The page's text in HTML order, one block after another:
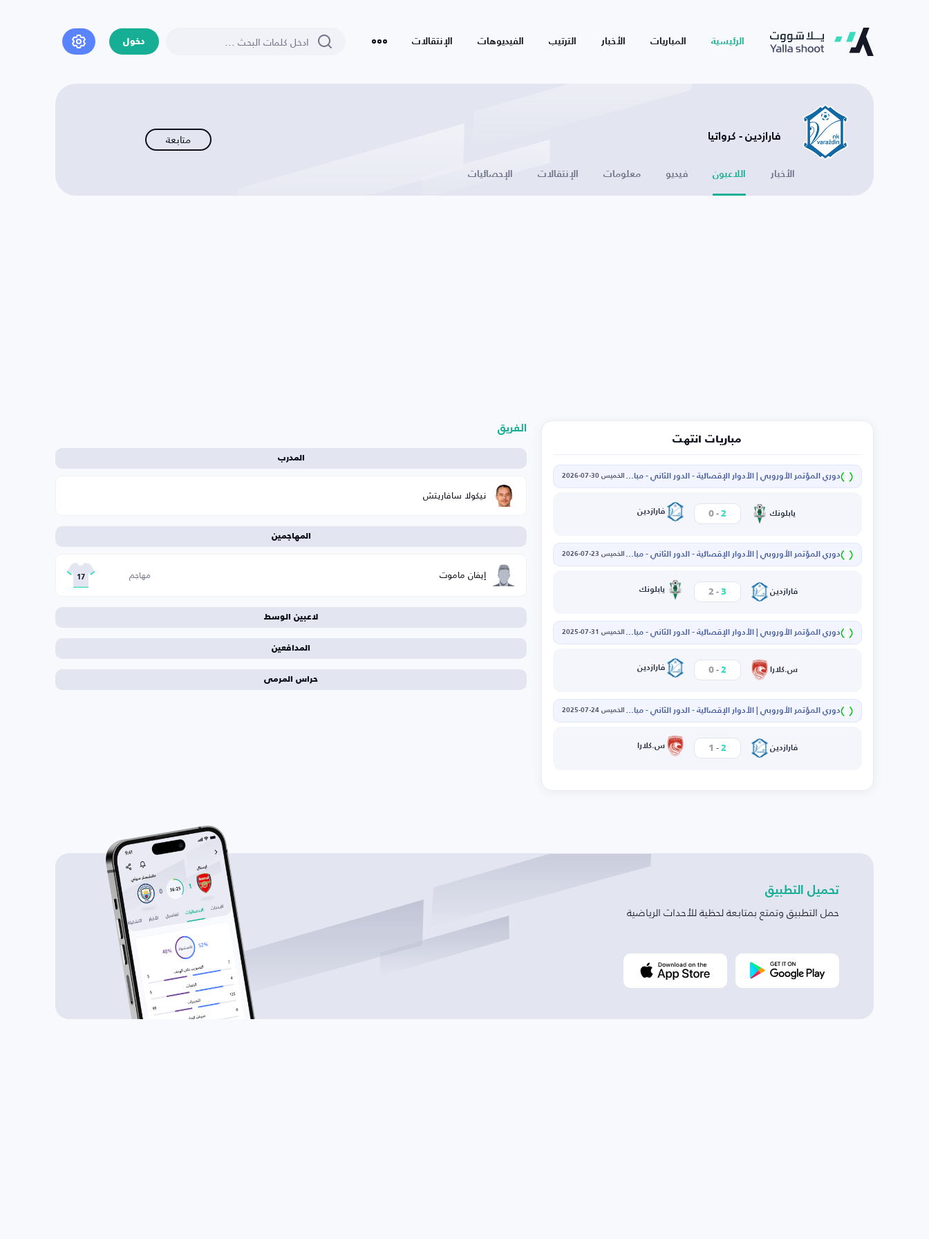
الرئيسية المباريات الأخبار الترتيب الفيديوهات الإنتقالات دخول
فارازدين - كرواتيا متابعة
الأخبار اللاعبون فيديو معلومات الإنتقالات الإحصائيات
مباريات انتهت
دوري المؤتمر الأوروبي | الأدوار الإقصائية - الدور الثاني - مباراة الإياب الخميس 30-07-2026
يابلونك 2
-
0 فارازدين
دوري المؤتمر الأوروبي | الأدوار الإقصائية - الدور الثاني - مباراة الذهاب الخميس 23-07-2026
فارازدين 3
-
2 يابلونك
دوري المؤتمر الأوروبي | الأدوار الإقصائية - الدور الثاني - مباراة الإياب الخميس 31-07-2025
س.كلارا 2
-
0 فارازدين
دوري المؤتمر الأوروبي | الأدوار الإقصائية - الدور الثاني - مباراة الذهاب الخميس 24-07-2025
فارازدين 2
-
1 س.كلارا
الفريق
المدرب
نيكولا سافاريتش
المهاجمين
إيفان ماموت مهاجم 17
لاعبين الوسط
المدافعين
حراس المرمى
تحميل التطبيق
حمل التطبيق وتمتع بمتابعة لحظية للأحداث الرياضية